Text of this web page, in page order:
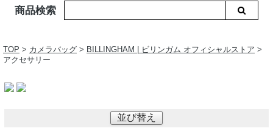
商品検索
TOP > カメラバッグ > BILLINGHAM | ビリンガム オフィシャルストア >
アクセサリー
並び替え